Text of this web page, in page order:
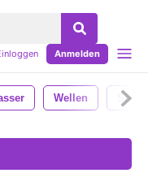
Anmelden
Wellen Sand